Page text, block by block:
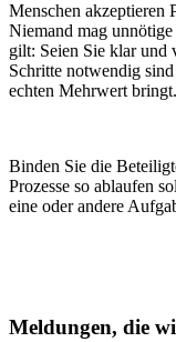
Menschen akzeptieren
Niemand mag
gilt: Seien Sie klar und
Schritte notwendig
echten Mehrwert bringt.
Binden Sie die
Prozesse so ablaufen
eine oder andere
Meldungen, die